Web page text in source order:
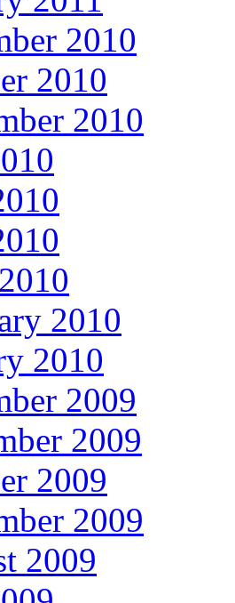
2010
2010
2010
2010
2010
2009
2009
2009
2009
2009